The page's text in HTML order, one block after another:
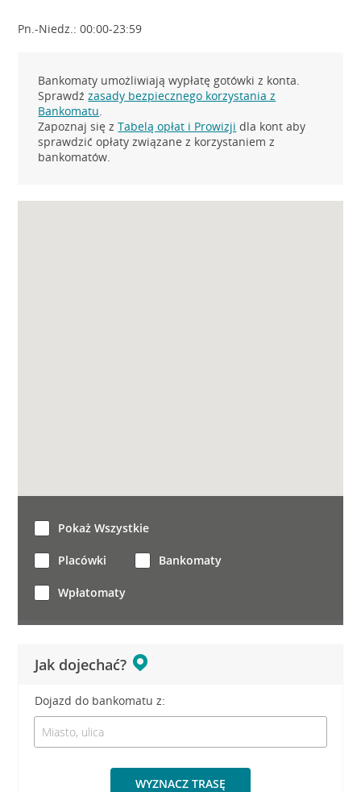
Pn.-Niedz.: 00:00-23:59
Bankomaty umożliwiają wypłatę gotówki z konta.
Sprawdźzasady bezpiecznego korzystania z
Bankomatu.
Zapoznaj się zTabelą opłat i Prowizji dla kont aby
sprawdzić opłaty związane z korzystaniem z
bankomatów.
Jak dojechać?
Dojazd do bankomatu z:
WYZNACZ TRASĘ
Pokaż Wszystkie
Placówki Bankomaty
Wpłatomaty